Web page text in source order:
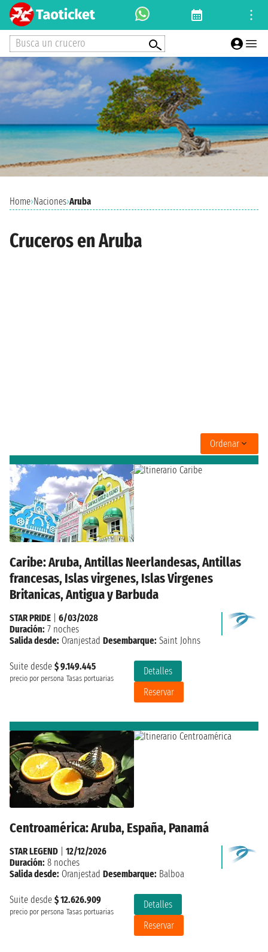
Busca un crucero
Home›Naciones›Aruba
Cruceros en Aruba
Ordenar
Caribe: Aruba, Antillas Neerlandesas, Antillas
francesas, Islas virgenes, Islas Virgenes
Britanicas, Antigua y Barbuda
Suite desde $ 9.149.445
precio por persona Tasas portuarias
Detalles
Reservar
STAR PRIDE
6/03/2028
Duración: 7 noches
Salida desde: Oranjestad Desembarque: Saint Johns
Centroamérica: Aruba, España, Panamá
Suite desde $ 12.626.909
precio por persona Tasas portuarias
Detalles
Reservar
STAR LEGEND
12/12/2026
Duración: 8 noches
Salida desde: Oranjestad Desembarque: Balboa